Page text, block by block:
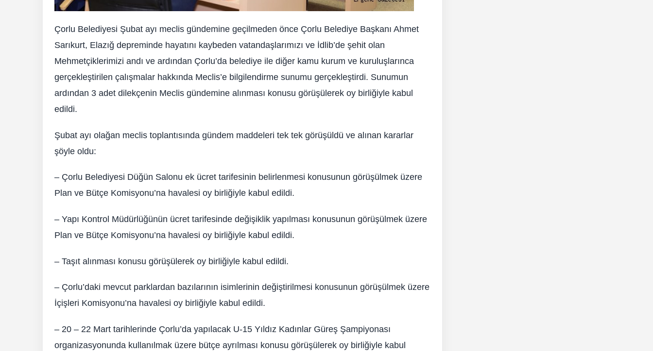
Çorlu Belediyesi Şubat ayı meclis gündemine geçilmeden önce Çorlu Belediye Başkanı Ahmet
Sarıkurt, Elazığ depreminde hayatını kaybeden vatandaşlarımızı ve İdlib’de şehit olan
Mehmetçiklerimizi andı ve ardından Çorlu’da belediye ile diğer kamu kurum ve kuruluşlarınca
gerçekleştirilen çalışmalar hakkında Meclis’e bilgilendirme sunumu gerçekleştirdi. Sunumun
ardından 3 adet dilekçenin Meclis gündemine alınması konusu görüşülerek oy birliğiyle kabul
edildi.
Şubat ayı olağan meclis toplantısında gündem maddeleri tek tek görüşüldü ve alınan kararlar
şöyle oldu:
– Çorlu Belediyesi Düğün Salonu ek ücret tarifesinin belirlenmesi konusunun görüşülmek üzere
Plan ve Bütçe Komisyonu’na havalesi oy birliğiyle kabul edildi.
– Yapı Kontrol Müdürlüğünün ücret tarifesinde değişiklik yapılması konusunun görüşülmek üzere
Plan ve Bütçe Komisyonu’na havalesi oy birliğiyle kabul edildi.
– Taşıt alınması konusu görüşülerek oy birliğiyle kabul edildi.
– Çorlu’daki mevcut parklardan bazılarının isimlerinin değiştirilmesi konusunun görüşülmek üzere
İçişleri Komisyonu’na havalesi oy birliğiyle kabul edildi.
– 20 – 22 Mart tarihlerinde Çorlu’da yapılacak U-15 Yıldız Kadınlar Güreş Şampiyonası
organizasyonunda kullanılmak üzere bütçe ayrılması konusu görüşülerek oy birliğiyle kabul